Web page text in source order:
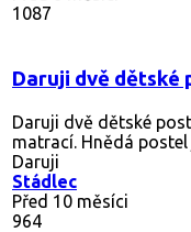
1087
Daruji dvě dětské
Daruji dvě dětské
matrací. Hnědá postel
Daruji
Stádlec
Před 10 měsíci
964